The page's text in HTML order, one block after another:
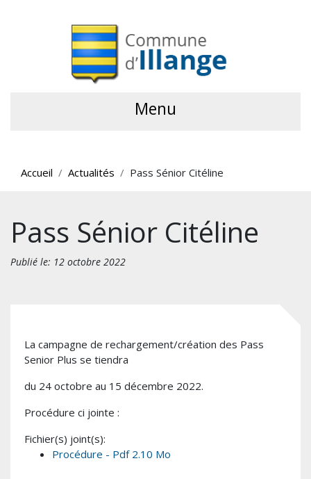
Menu
Accueil Actualités Pass Sénior Citéline
Pass Sénior Citéline
Publié le: 12 octobre 2022
La campagne de rechargement/création des Pass
Senior Plus se tiendra
du 24 octobre au 15 décembre 2022.
Procédure ci jointe :
Fichier(s) joint(s):
Procédure - Pdf 2.10 Mo